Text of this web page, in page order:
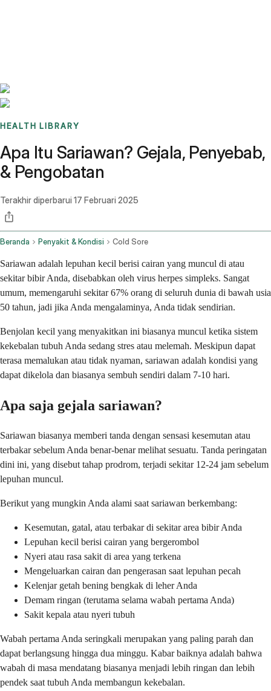
HEALTH LIBRARY
Apa Itu Sariawan? Gejala, Penyebab,
& Pengobatan
Terakhir diperbarui 17 Februari 2025
Beranda Penyakit & Kondisi Cold Sore
Sariawan adalah lepuhan kecil berisi cairan yang muncul di atau
sekitar bibir Anda, disebabkan oleh virus herpes simpleks. Sangat
umum, memengaruhi sekitar 67% orang di seluruh dunia di bawah usia
50 tahun, jadi jika Anda mengalaminya, Anda tidak sendirian.
Benjolan kecil yang menyakitkan ini biasanya muncul ketika sistem
kekebalan tubuh Anda sedang stres atau melemah. Meskipun dapat
terasa memalukan atau tidak nyaman, sariawan adalah kondisi yang
dapat dikelola dan biasanya sembuh sendiri dalam 7-10 hari.
Apa saja gejala sariawan?
Sariawan biasanya memberi tanda dengan sensasi kesemutan atau
terbakar sebelum Anda benar-benar melihat sesuatu. Tanda peringatan
dini ini, yang disebut tahap prodrom, terjadi sekitar 12-24 jam sebelum
lepuhan muncul.
Berikut yang mungkin Anda alami saat sariawan berkembang:
Kesemutan, gatal, atau terbakar di sekitar area bibir Anda
Lepuhan kecil berisi cairan yang bergerombol
Nyeri atau rasa sakit di area yang terkena
Mengeluarkan cairan dan pengerasan saat lepuhan pecah
Kelenjar getah bening bengkak di leher Anda
Demam ringan (terutama selama wabah pertama Anda)
Sakit kepala atau nyeri tubuh
Wabah pertama Anda seringkali merupakan yang paling parah dan
dapat berlangsung hingga dua minggu. Kabar baiknya adalah bahwa
wabah di masa mendatang biasanya menjadi lebih ringan dan lebih
pendek saat tubuh Anda membangun kekebalan.